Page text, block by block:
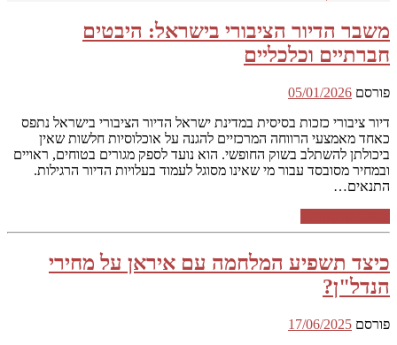
משבר הדיור הציבורי בישראל: היבטים
חברתיים וכלכליים
פורסם 05/01/2026
דיור ציבורי כזכות בסיסית במדינת ישראל הדיור הציבורי בישראל נתפס
כאחד מאמצעי הרווחה המרכזיים להגנה על אוכלוסיות חלשות שאין
ביכולתן להשתלב בשוק החופשי. הוא נועד לספק מגורים בטוחים, ראויים
ובמחיר מסובסד עבור מי שאינו מסוגל לעמוד בעלויות הדיור הרגילות.
התנאים…
כיצד תשפיע המלחמה עם איראן על מחירי
הנדל"ן?
פורסם 17/06/2025